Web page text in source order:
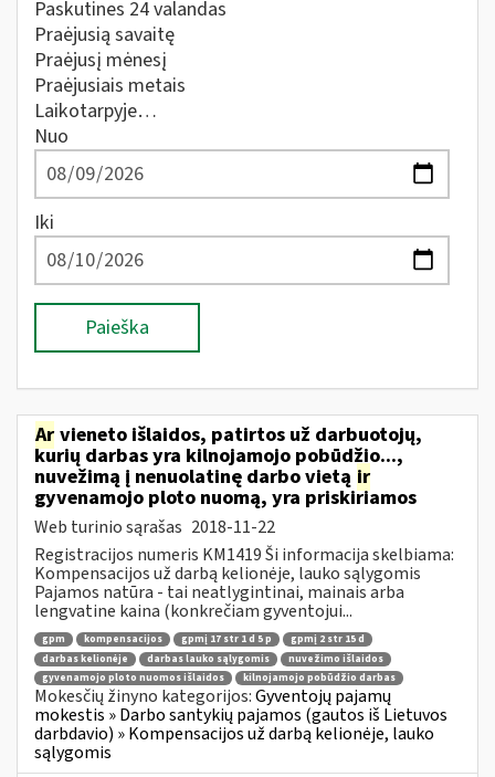
Paskutines 24 valandas
Praėjusią savaitę
Praėjusį mėnesį
Praėjusiais metais
Laikotarpyje…
Nuo
Iki
Paieška
Ar vieneto išlaidos, patirtos už darbuotojų,
kurių darbas yra kilnojamojo pobūdžio...,
nuvežimą į nenuolatinę darbo vietą ir
gyvenamojo ploto nuomą, yra priskiriamos
Web turinio sąrašas 2018-11-22
Registracijos numeris KM1419 Ši informacija skelbiama:
Kompensacijos už darbą kelionėje, lauko sąlygomis
Pajamos natūra - tai neatlygintinai, mainais arba
lengvatine kaina (konkrečiam gyventojui...
gpm kompensacijos gpmį 17 str 1 d 5 p
gpmį 2 str 15 d
darbas kelionėje
darbas lauko sąlygomis
nuvežimo išlaidos
gyvenamojo ploto nuomos išlaidos
kilnojamojo pobūdžio darbas
Mokesčių žinyno kategorijos:Gyventojų pajamų
mokestis » Darbo santykių pajamos (gautos iš Lietuvos
darbdavio) » Kompensacijos už darbą kelionėje, lauko
sąlygomis